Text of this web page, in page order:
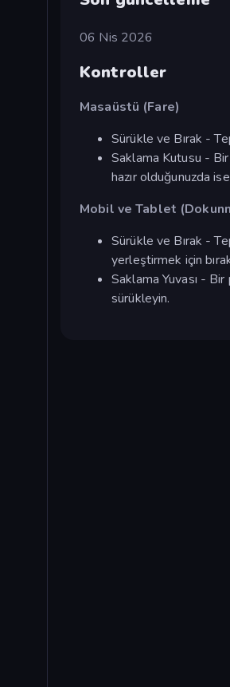
06 Nis 2026
Kontroller
Masaüstü (Fare)
Sürükle ve Bırak -
Saklama Kutusu -
hazır olduğunuzda
Mobil ve Tablet
Sürükle ve Bırak -
yerleştirmek için
Saklama Yuvası -
sürükleyin.